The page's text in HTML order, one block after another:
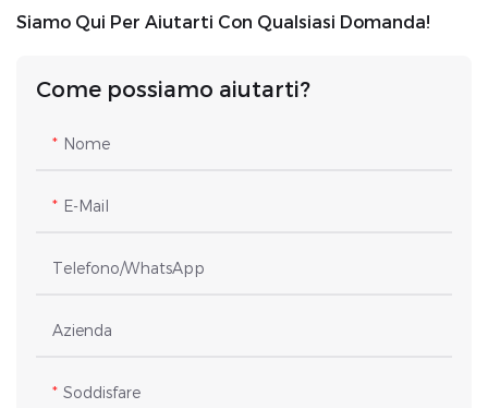
Siamo Qui Per Aiutarti Con Qualsiasi Domanda!
Come possiamo aiutarti?
Nome
E-Mail
Telefono/WhatsApp
Azienda
Soddisfare